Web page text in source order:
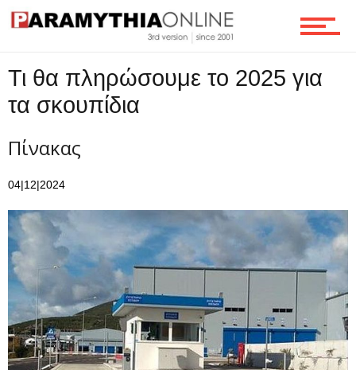
Τι θα πληρώσουμε το 2025 για
τα σκουπίδια
Πίνακας
04|12|2024